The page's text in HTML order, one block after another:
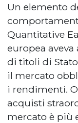
Un elemento
Quantitative
europea
di titoli di
il mercato
i rendimenti.
acquisti
mercato è più